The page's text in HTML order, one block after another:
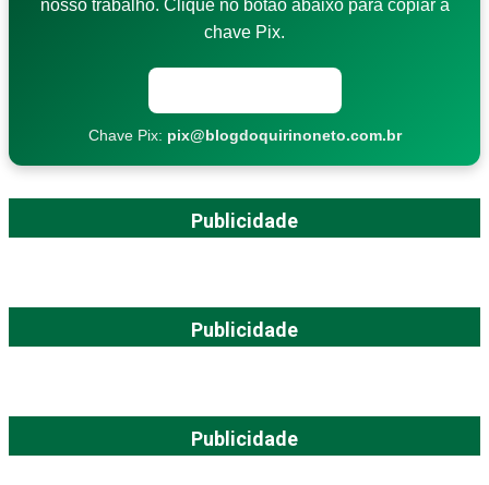
nosso trabalho. Clique no botão abaixo para copiar a
chave Pix.
Chave Pix: pix@blogdoquirinoneto.com.br
Publicidade
Publicidade
Publicidade